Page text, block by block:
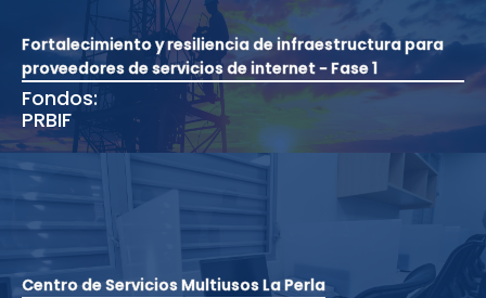
Fortalecimiento y resiliencia de infraestructura para
proveedores de servicios de internet - Fase 1
Fondos:
PRBIF
Centro de Servicios Multiusos La Perla